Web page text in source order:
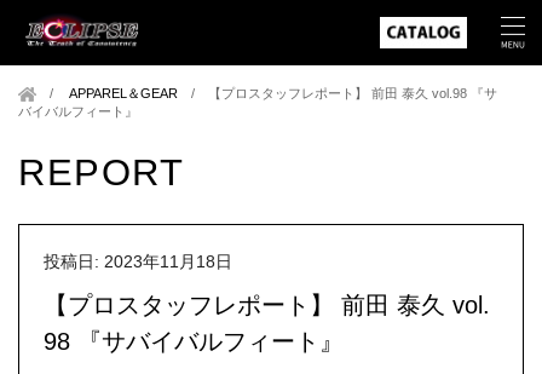
APPAREL＆GEAR /
【プロスタッフレポート】 前田 泰久 vol.98 『サ
バイバルフィート』
REPORT
投稿日: 2023年11月18日
【プロスタッフレポート】 前田 泰久 vol.
98 『サバイバルフィート』